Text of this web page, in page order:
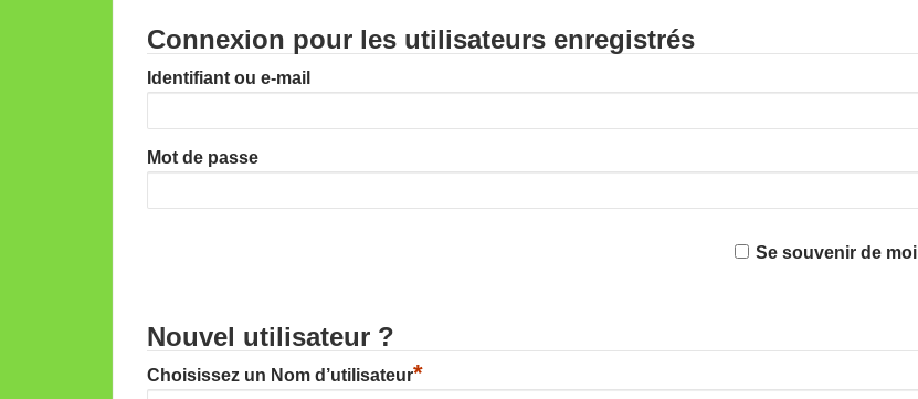
Connexion pour les utilisateurs enregistrés
Identifiant ou e-mail
Mot de passe
Se souvenir de moi
Nouvel utilisateur ?
Choisissez un Nom d’utilisateur*